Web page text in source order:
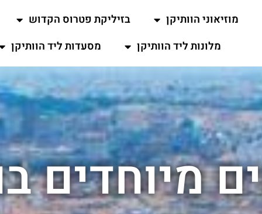
מוזיאוני הוותיקן
בזיליקת פטרוס הקדוש
מלונות ליד הוותיקן
מסעדות ליד הוותיקן
מיוחדים